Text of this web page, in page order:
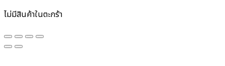
ไม่มีสินค้าในตะกร้า